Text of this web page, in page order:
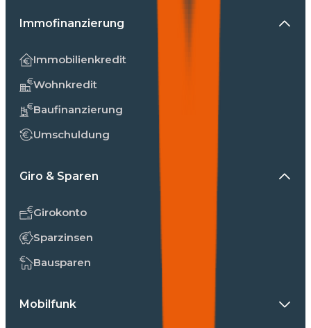
Immofinanzierung
Immobilienkredit
Wohnkredit
Baufinanzierung
Umschuldung
Giro & Sparen
Girokonto
Sparzinsen
Bausparen
Mobilfunk